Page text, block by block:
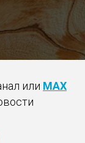
или MAX